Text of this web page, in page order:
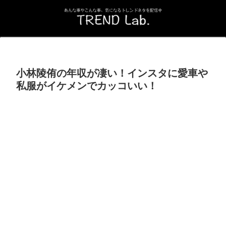
小林陵侑の年収が凄い！インスタに愛車や
私服がイケメンでカッコいい！